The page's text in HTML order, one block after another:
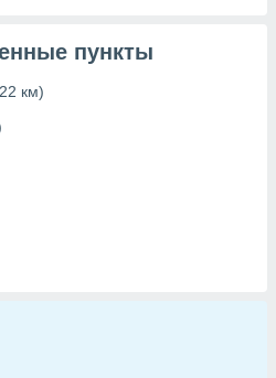
пункты
км)